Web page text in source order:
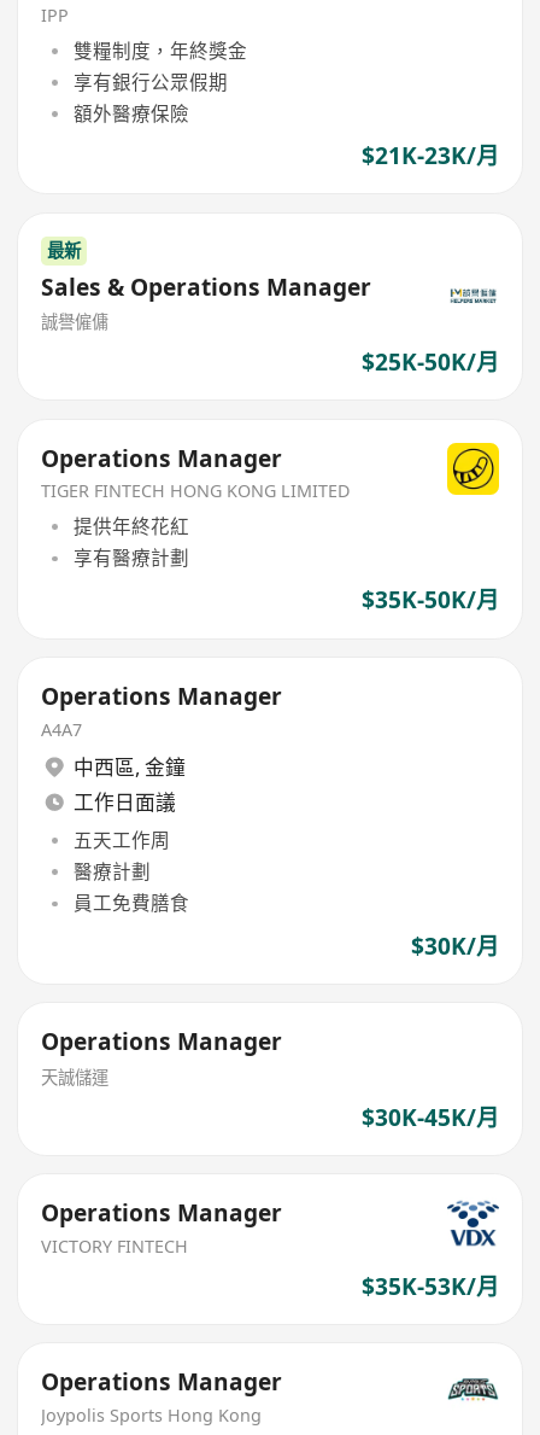
IPP
雙糧制度，年終獎金
享有銀行公眾假期
額外醫療保險
$21K-23K/月
最新
Sales & Operations Manager
誠譽僱傭
$25K-50K/月
Operations Manager
TIGER FINTECH HONG KONG LIMITED
提供年終花紅
享有醫療計劃
$35K-50K/月
Operations Manager
A4A7
中西區, 金鐘
工作日面議
五天工作周
醫療計劃
員工免費膳食
$30K/月
Operations Manager
天誠儲運
$30K-45K/月
Operations Manager
VICTORY FINTECH
$35K-53K/月
Operations Manager
Joypolis Sports Hong Kong